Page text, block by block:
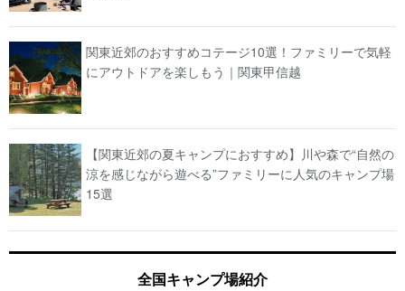
関東近郊のおすすめコテージ10選！ファミリーで気軽
にアウトドアを楽しもう｜関東甲信越
【関東近郊の夏キャンプにおすすめ】川や森で“自然の
涼を感じながら遊べる”ファミリーに人気のキャンプ場
15選
全国キャンプ場紹介